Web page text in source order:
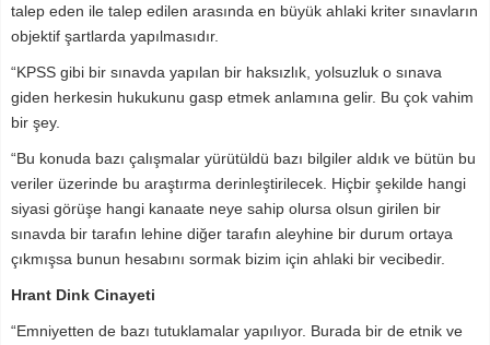
talep eden ile talep edilen arasında en büyük ahlaki kriter sınavların
objektif şartlarda yapılmasıdır.
“KPSS gibi bir sınavda yapılan bir haksızlık, yolsuzluk o sınava
giden herkesin hukukunu gasp etmek anlamına gelir. Bu çok vahim
bir şey.
“Bu konuda bazı çalışmalar yürütüldü bazı bilgiler aldık ve bütün bu
veriler üzerinde bu araştırma derinleştirilecek. Hiçbir şekilde hangi
siyasi görüşe hangi kanaate neye sahip olursa olsun girilen bir
sınavda bir tarafın lehine diğer tarafın aleyhine bir durum ortaya
çıkmışsa bunun hesabını sormak bizim için ahlaki bir vecibedir.
Hrant Dink Cinayeti
“Emniyetten de bazı tutuklamalar yapılıyor. Burada bir de etnik ve